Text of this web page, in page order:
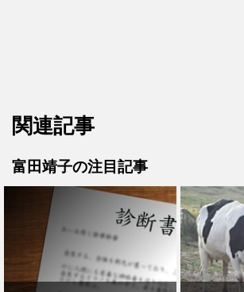
関連記事
富田靖子の注目記事